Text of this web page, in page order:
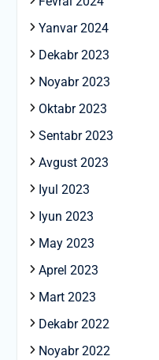
Yanvar 2024
Dekabr 2023
Noyabr 2023
Oktabr 2023
Sentabr 2023
Avgust 2023
Iyul 2023
Iyun 2023
May 2023
Aprel 2023
Mart 2023
Dekabr 2022
Noyabr 2022